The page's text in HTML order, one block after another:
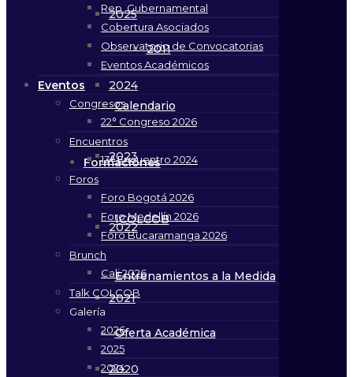
2011
Calendario
Formaciones
ICOLCOB
Entrenamientos a la Medida
Oferta Académica
2025
2024
2023
2022
2021
2020
Rep. Gubernamental
Cobertura Asociados
Observatorio de Convocatorias
Eventos Académicos
Eventos
Congresos
22° Congreso 2026
Encuentros
13° Encuentro 2024
Foros
Foro Bogotá 2026
Foro Medellín 2026
Foro Bucaramanga 2026
Brunch
Cali 2026
Talk COLCOB
Galería
2026
2025
2024